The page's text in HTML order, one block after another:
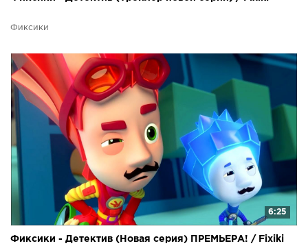
Фиксики
6:25
Фиксики - Детектив (Новая серия) ПРЕМЬЕРА! / Fixiki